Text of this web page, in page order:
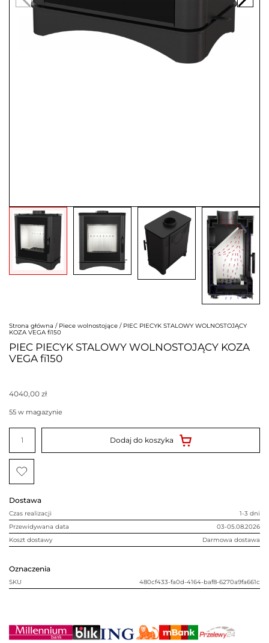
Strona główna / Piece wolnostojące / PIEC PIECYK STALOWY WOLNOSTOJĄCY
KOZA VEGA fi150
PIEC PIECYK STALOWY WOLNOSTOJĄCY KOZA
VEGA fi150
Dostawa
Czas realizacji
1-3 dni
Przewidywana data
03-05.08.2026
Koszt dostawy
Darmowa dostawa
Oznaczenia
SKU 480cf433-fa0d-4164-baf8-6270a9fa661c
4040,00 zł
55 w magazynie
ilość
PIEC
STALOWY
WOLNOSTOJĄCY
KOZA
VEGA
fi150
Dodaj do koszyka